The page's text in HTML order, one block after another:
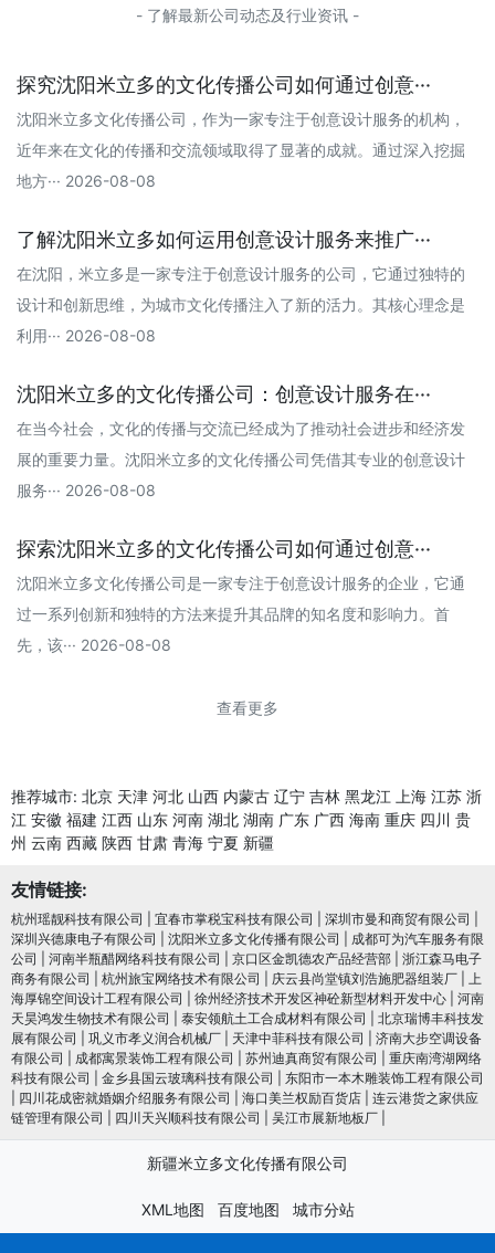
- 了解最新公司动态及行业资讯 -
探究沈阳米立多的文化传播公司如何通过创意···
沈阳米立多文化传播公司，作为一家专注于创意设计服务的机构，
近年来在文化的传播和交流领域取得了显著的成就。通过深入挖掘
地方··· 2026-08-08
了解沈阳米立多如何运用创意设计服务来推广···
在沈阳，米立多是一家专注于创意设计服务的公司，它通过独特的
设计和创新思维，为城市文化传播注入了新的活力。其核心理念是
利用··· 2026-08-08
沈阳米立多的文化传播公司：创意设计服务在···
在当今社会，文化的传播与交流已经成为了推动社会进步和经济发
展的重要力量。沈阳米立多的文化传播公司凭借其专业的创意设计
服务··· 2026-08-08
探索沈阳米立多的文化传播公司如何通过创意···
沈阳米立多文化传播公司是一家专注于创意设计服务的企业，它通
过一系列创新和独特的方法来提升其品牌的知名度和影响力。首
先，该··· 2026-08-08
查看更多
推荐城市: 北京 天津 河北 山西 内蒙古 辽宁 吉林 黑龙江 上海 江苏 浙
江 安徽 福建 江西 山东 河南 湖北 湖南 广东 广西 海南 重庆 四川 贵
州 云南 西藏 陕西 甘肃 青海 宁夏 新疆
友情链接:
杭州瑶靓科技有限公司 宜春市掌税宝科技有限公司 深圳市曼和商贸有限公司
深圳兴德康电子有限公司
沈阳米立多文化传播有限公司
成都可为汽车服务有限
公司
河南半瓶醋网络科技有限公司 京口区金凯德农产品经营部
浙江森马电子
商务有限公司
杭州旅宝网络技术有限公司 庆云县尚堂镇刘浩施肥器组装厂
上
海厚锦空间设计工程有限公司
徐州经济技术开发区神砼新型材料开发中心
河南
天昊鸿发生物技术有限公司
泰安领航土工合成材料有限公司
北京瑞博丰科技发
展有限公司
巩义市孝义润合机械厂 天津中菲科技有限公司
济南大步空调设备
有限公司
成都寓景装饰工程有限公司 苏州迪真商贸有限公司
重庆南湾湖网络
科技有限公司
金乡县国云玻璃科技有限公司
东阳市一本木雕装饰工程有限公司
四川花成密就婚姻介绍服务有限公司 海口美兰权励百货店
连云港货之家供应
链管理有限公司
四川天兴顺科技有限公司 吴江市展新地板厂
新疆米立多文化传播有限公司
XML地图 百度地图 城市分站